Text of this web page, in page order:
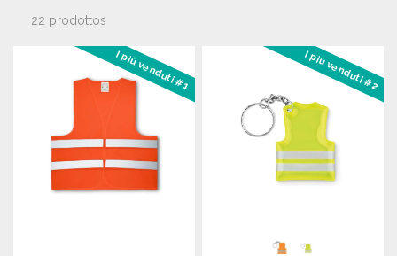
22 prodottos
I più venduti #1 I più venduti #2